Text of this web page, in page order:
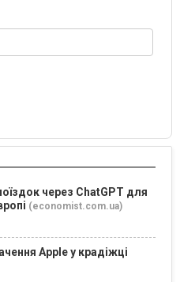
через ChatGPT для
(economist.com.ua)
Apple у крадіжці